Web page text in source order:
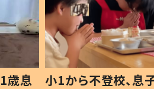
歳息
小1から不登校、息